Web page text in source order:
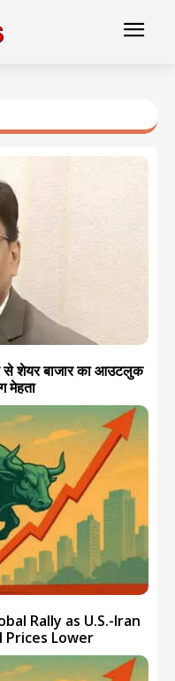
शेयर बाजार का आउटलुक
मेहता
Rally as U.S.-Iran
Prices Lower